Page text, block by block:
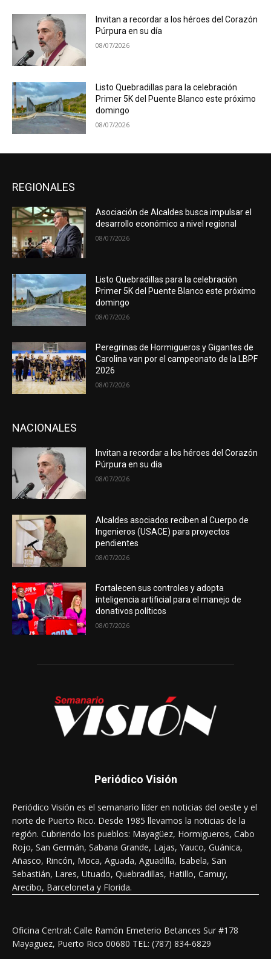
Invitan a recordar a los héroes del Corazón
Púrpura en su día
08/07/2026
Listo Quebradillas para la celebración
Primer 5K del Puente Blanco este próximo
domingo
08/07/2026
REGIONALES
Asociación de Alcaldes busca impulsar el
desarrollo económico a nivel regional
08/07/2026
Listo Quebradillas para la celebración
Primer 5K del Puente Blanco este próximo
domingo
08/07/2026
Peregrinas de Hormigueros y Gigantes de
Carolina van por el campeonato de la LBPF
2026
08/07/2026
NACIONALES
Invitan a recordar a los héroes del Corazón
Púrpura en su día
08/07/2026
Alcaldes asociados reciben al Cuerpo de
Ingenieros (USACE) para proyectos
pendientes
08/07/2026
Fortalecen sus controles y adopta
inteligencia artificial para el manejo de
donativos políticos
08/07/2026
Periódico Visión
Periódico Visión es el semanario líder en noticias del oeste y el
norte de Puerto Rico. Desde 1985 llevamos la noticias de la
región. Cubriendo los pueblos: Mayagüez, Hormigueros, Cabo
Rojo, San Germán, Sabana Grande, Lajas, Yauco, Guánica,
Añasco, Rincón, Moca, Aguada, Aguadilla, Isabela, San
Sebastián, Lares, Utuado, Quebradillas, Hatillo, Camuy,
Arecibo, Barceloneta y Florida.
Oficina Central: Calle Ramón Emeterio Betances Sur #178
Mayaguez, Puerto Rico 00680 TEL: (787) 834-6829